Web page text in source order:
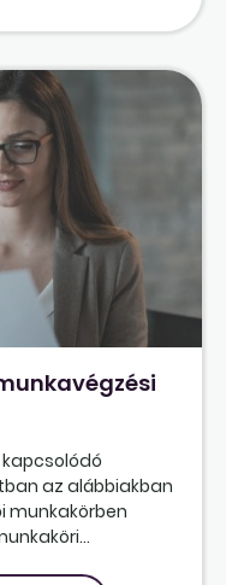
az alábbiakban
munkakörben